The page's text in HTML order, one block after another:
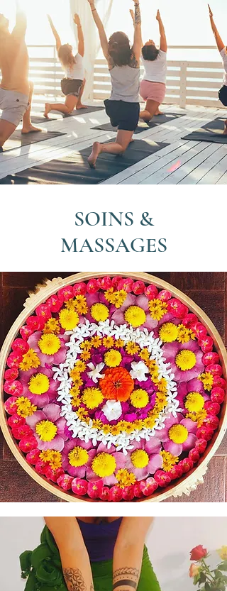
SOINS &
MASSAGES